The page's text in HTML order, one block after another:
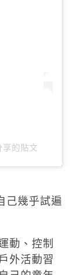
的貼文
己幾乎試遍
動、控制
外活動習